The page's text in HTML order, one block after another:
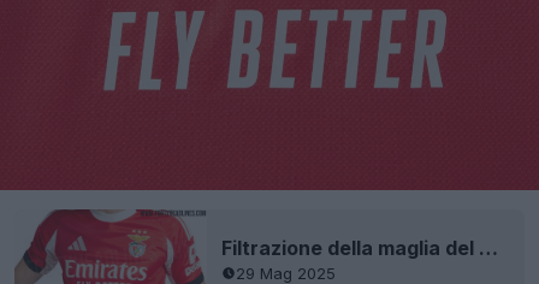
Filtrazione della maglia del Benfica 25-26
29 Mag 2025